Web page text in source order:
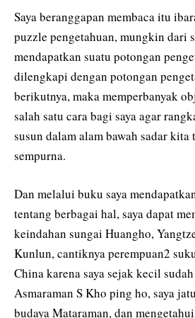
Saya beranggapan membaca itu
puzzle pengetahuan, mungkin dari
mendapatkan suatu potongan
dilengkapi dengan potongan
berikutnya, maka memperbanyak
salah satu cara bagi saya agar
susun dalam alam bawah sadar kita
sempurna.
Dan melalui buku saya
tentang berbagai hal, saya dapat
keindahan sungai Huangho,
Kunlun, cantiknya perempuan2
China karena saya sejak kecil
Asmaraman S Kho ping ho, saya
budaya Mataraman, dan